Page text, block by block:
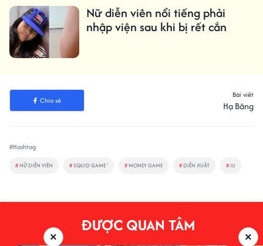
Nữ diễn viên nổi tiếng phải
nhập viện sau khi bị rết cắn
Chia sẻ
Bài viết
Hạ Băng
#Hashtag
# NỮ DIỄN VIÊN #SQUID GAME ' # MONEY GAME # DIỄN XUẤT # IU
ĐƯỢC QUAN TÂM
×
×